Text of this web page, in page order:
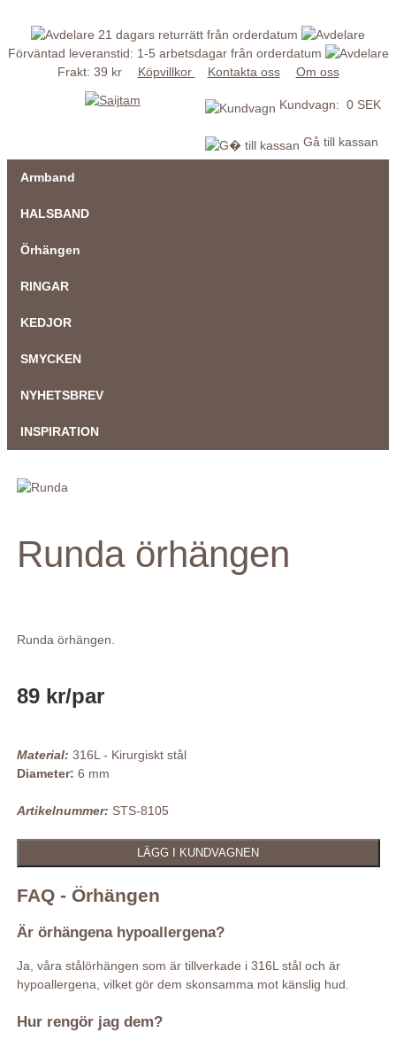
21 dagars returrätt från orderdatum
Förväntad leveranstid: 1-5 arbetsdagar från orderdatum
Frakt: 39 kr
Köpvillkor Kontakta oss Om oss
Kundvagn: 0 SEK
Gå till kassan
Armband
HALSBAND
Örhängen
RINGAR
KEDJOR
SMYCKEN
NYHETSBREV
INSPIRATION
Runda örhängen
Runda örhängen.
89 kr/par
Material: 316L - Kirurgiskt stål
Diameter: 6 mm
Artikelnummer: STS-8105
FAQ - Örhängen
Är örhängena hypoallergena?
Ja, våra stålörhängen som är tillverkade i 316L stål och är
hypoallergena, vilket gör dem skonsamma mot känslig hud.
Hur rengör jag dem?